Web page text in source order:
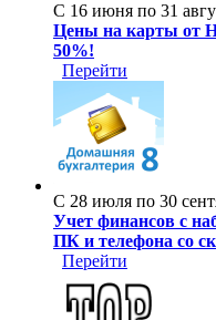
С 16 июня по 31
Цены на карты от
50%!
Перейти
С 28 июля по 30
Учет финансов с
ПК и телефона со
Перейти